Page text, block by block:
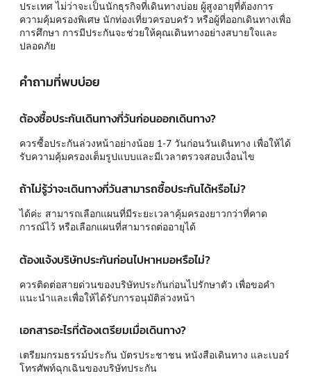
ประเทศ ไม่ว่าจะเป็นนักธุรกิจที่เดินทางบ่อย ผู้สูงอายุที่ต้องการ
ความคุ้มครองพิเศษ นักท่องเที่ยวครอบครัว หรือผู้ที่ออกเดินทางเพื่อ
การศึกษา การมีประกันจะช่วยให้คุณเดินทางอย่างสบายใจและ
ปลอดภัย
คำถามที่พบบ่อย
ต้องซื้อประกันเดินทางกี่วันก่อนออกเดินทาง?
ควรซื้อประกันล่วงหน้าอย่างน้อย 1-7 วันก่อนวันเดินทาง เพื่อให้ได้
รับความคุ้มครองเต็มรูปแบบและมีเวลาตรวจสอบเงื่อนไข
ถ้าไม่รู้ว่าจะเดินทางกี่วันสามารถซื้อประกันได้หรือไม่?
ได้ค่ะ สามารถเลือกแผนที่มีระยะเวลาคุ้มครองยาวกว่าที่คาด
การณ์ไว้ หรือเลือกแผนที่สามารถต่ออายุได้
ต้องแจ้งบริษัทประกันก่อนไปหาหมอหรือไม่?
ควรติดต่อสายด่วนของบริษัทประกันก่อนไปรักษาตัว เพื่อขอคำ
แนะนำและเพื่อให้ได้รับการอนุมัติล่วงหน้า
เอกสารอะไรที่ต้องเตรียมเมื่อเดินทาง?
เตรียมกรมธรรม์ประกัน บัตรประชาชน หนังสือเดินทาง และเบอร์
โทรศัพท์ฉุกเฉินของบริษัทประกัน